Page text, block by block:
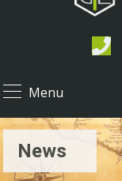
Menu
News